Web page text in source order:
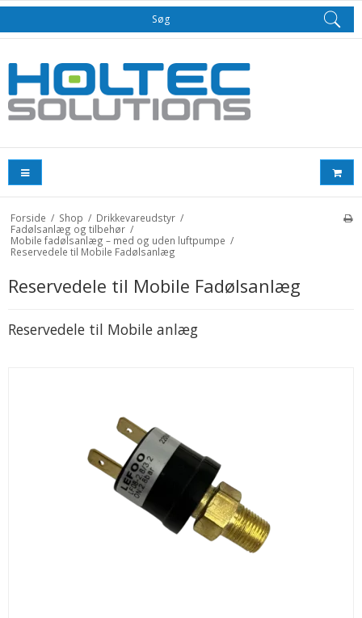
Søg
Forside / Shop / Drikkevareudstyr /
Fadølsanlæg og tilbehør /
Mobile fadølsanlæg – med og uden luftpumpe /
Reservedele til Mobile Fadølsanlæg
Reservedele til Mobile Fadølsanlæg
Reservedele til Mobile anlæg